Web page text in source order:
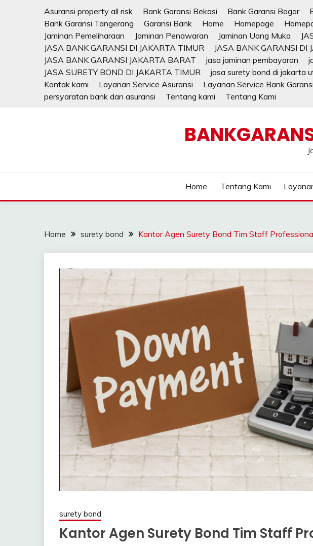
Asuransi property all risk Bank Garansi Bekasi Bank Garansi Bogor
Bank Garansi Tangerang
Garansi Bank Home Homepage
Jaminan Pemeliharaan
Jaminan Penawaran Jaminan Uang Muka
JASA BANK GARANSI DI JAKARTA TIMUR
JASA BANK GARANSI DI
JASA BANK GARANSI JAKARTA BARAT
jasa jaminan pembayaran
JASA SURETY BOND DI JAKARTA TIMUR
jasa surety bond di jakarta
Kontak kami
Layanan Service Asuransi Layanan Service Bank
persyaratan bank dan asuransi
Tentang kami Tentang Kami
Home Tentang Kami
Home surety bond Kantor Agen Surety Bond Tim Staff
surety bond
Kantor Agen Surety Bond Tim Staff